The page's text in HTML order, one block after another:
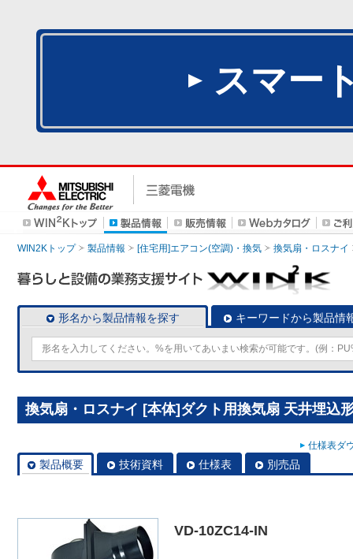
スマー
WIN2Kトップ 製品情報 [住宅用]エアコン(空調)・換気 換気扇・ロスナイ
形名から製品情報を探す キーワードから製品情
換気扇・ロスナイ [本体]ダクト用換気扇 天井埋込
仕様表ダ
製品概要 技術資料 仕様表 別売品
VD-10ZC14-IN